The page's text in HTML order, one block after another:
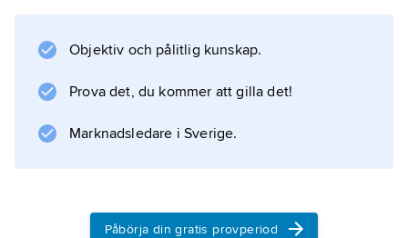
Den grammatiska termen är
. Fenomenet är vanligt i
byråkratspråk
Objektiv och pålitlig kunskap.
Prova det, du kommer att gilla det!
Marknadsledare i Sverige.
Påbörja din gratis provperiod